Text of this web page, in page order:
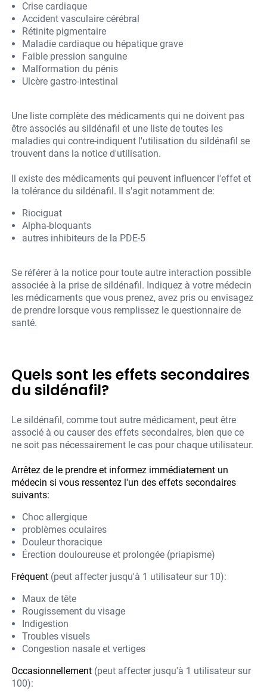
Crise cardiaque
Accident vasculaire cérébral
Rétinite pigmentaire
Maladie cardiaque ou hépatique grave
Faible pression sanguine
Malformation du pénis
Ulcère gastro-intestinal
Une liste complète des médicaments qui ne doivent pas
être associés au sildénafil et une liste de toutes les
maladies qui contre-indiquent l'utilisation du sildénafil se
trouvent dans la notice d'utilisation.
Il existe des médicaments qui peuvent influencer l'effet et
la tolérance du sildénafil. Il s'agit notamment de:
Riociguat
Alpha-bloquants
autres inhibiteurs de la PDE-5
Se référer à la notice pour toute autre interaction possible
associée à la prise de sildénafil. Indiquez à votre médecin
les médicaments que vous prenez, avez pris ou envisagez
de prendre lorsque vous remplissez le questionnaire de
santé.
Quels sont les effets secondaires
du sildénafil?
Le sildénafil, comme tout autre médicament, peut être
associé à ou causer des effets secondaires, bien que ce
ne soit pas nécessairement le cas pour chaque utilisateur.
Arrêtez de le prendre et informez immédiatement un
médecin si vous ressentez l'un des effets secondaires
suivants:
Choc allergique
problèmes oculaires
Douleur thoracique
Érection douloureuse et prolongée (priapisme)
Fréquent (peut affecter jusqu'à 1 utilisateur sur 10):
Maux de tête
Rougissement du visage
Indigestion
Troubles visuels
Congestion nasale et vertiges
Occasionnellement (peut affecter jusqu'à 1 utilisateur sur
100):